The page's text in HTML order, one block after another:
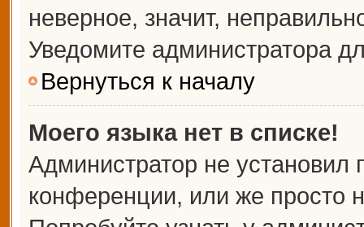
неверное, значит,
Уведомите администратора
Вернуться к началу
Моего языка нет в списке!
Администратор не установил
конференции, или же просто